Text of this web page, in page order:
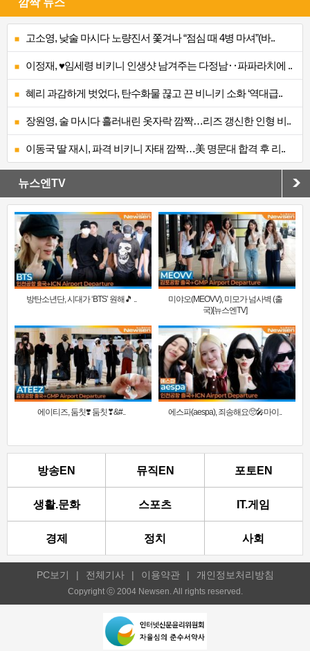
고소영, 낮술 마시다 노량진서 쫓겨나 “점심 때 4병 마셔”(바..
이정재, ♥임세령 비키니 인생샷 남겨주는 다정남‥파파라치에 ..
혜리 과감하게 벗었다, 탄수화물 끊고 끈 비니키 소화 ‘역대급..
장원영, 술 마시다 흘러내린 옷자락 깜짝…리즈 갱신한 인형 비..
이동국 딸 재시, 파격 비키니 자태 깜짝…美 명문대 합격 후 리..
뉴스엔TV
방탄소년단, 시대가 ‘BTS’ 원해🎵 ..
미야오(MEOVV), 미모가 넘사벽 (출
국)[뉴스엔TV]
에이티즈, 둠칫❣️ 둠칫❣&#.. 에스파(aespa), 죄송해요🥺🎤마이..
방송EN 뮤직EN 포토EN
생활.문화 스포츠 IT.게임
경제 정치 사회
PC보기 | 전체기사 | 이용약관 | 개인정보처리방침
Copyright ⓒ 2004 Newsen. All rights reserved.